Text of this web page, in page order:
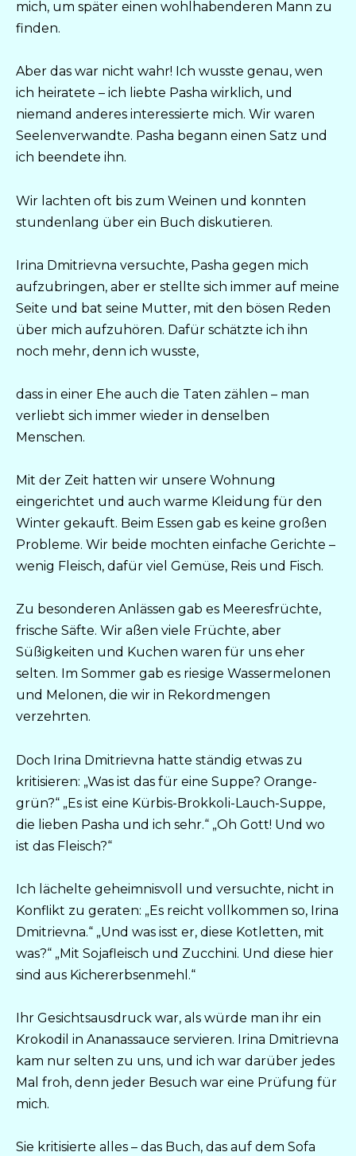
mich, um später einen wohlhabenderen Mann zu
finden.
Aber das war nicht wahr! Ich wusste genau, wen
ich heiratete – ich liebte Pasha wirklich, und
niemand anderes interessierte mich. Wir waren
Seelenverwandte. Pasha begann einen Satz und
ich beendete ihn.
Wir lachten oft bis zum Weinen und konnten
stundenlang über ein Buch diskutieren.
Irina Dmitrievna versuchte, Pasha gegen mich
aufzubringen, aber er stellte sich immer auf meine
Seite und bat seine Mutter, mit den bösen Reden
über mich aufzuhören. Dafür schätzte ich ihn
noch mehr, denn ich wusste,
dass in einer Ehe auch die Taten zählen – man
verliebt sich immer wieder in denselben
Menschen.
Mit der Zeit hatten wir unsere Wohnung
eingerichtet und auch warme Kleidung für den
Winter gekauft. Beim Essen gab es keine großen
Probleme. Wir beide mochten einfache Gerichte –
wenig Fleisch, dafür viel Gemüse, Reis und Fisch.
Zu besonderen Anlässen gab es Meeresfrüchte,
frische Säfte. Wir aßen viele Früchte, aber
Süßigkeiten und Kuchen waren für uns eher
selten. Im Sommer gab es riesige Wassermelonen
und Melonen, die wir in Rekordmengen
verzehrten.
Doch Irina Dmitrievna hatte ständig etwas zu
kritisieren: „Was ist das für eine Suppe? Orange-
grün?“ „Es ist eine Kürbis-Brokkoli-Lauch-Suppe,
die lieben Pasha und ich sehr.“ „Oh Gott! Und wo
ist das Fleisch?“
Ich lächelte geheimnisvoll und versuchte, nicht in
Konflikt zu geraten: „Es reicht vollkommen so, Irina
Dmitrievna.“ „Und was isst er, diese Kotletten, mit
was?“ „Mit Sojafleisch und Zucchini. Und diese hier
sind aus Kichererbsenmehl.“
Ihr Gesichtsausdruck war, als würde man ihr ein
Krokodil in Ananassauce servieren. Irina Dmitrievna
kam nur selten zu uns, und ich war darüber jedes
Mal froh, denn jeder Besuch war eine Prüfung für
mich.
Sie kritisierte alles – das Buch, das auf dem Sofa